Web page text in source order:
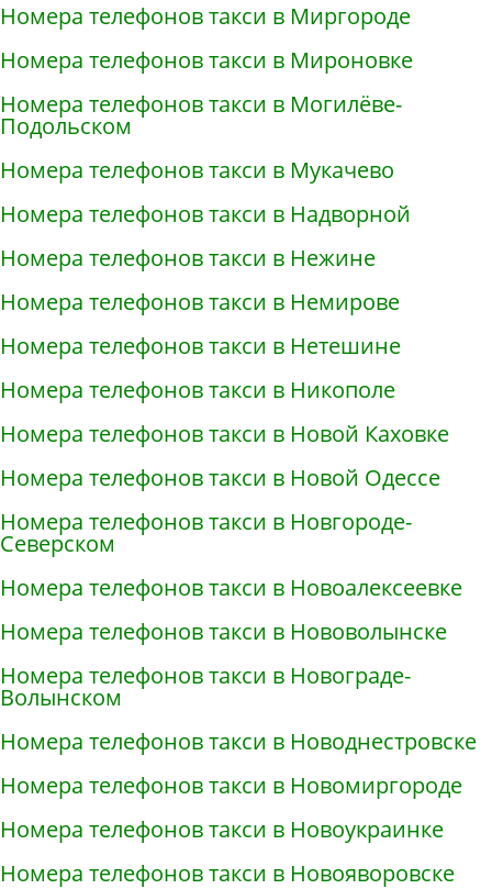
Номера телефонов такси в Миргороде
Номера телефонов такси в Мироновке
Номера телефонов такси в Могилёве-
Подольском
Номера телефонов такси в Мукачево
Номера телефонов такси в Надворной
Номера телефонов такси в Нежине
Номера телефонов такси в Немирове
Номера телефонов такси в Нетешине
Номера телефонов такси в Никополе
Номера телефонов такси в Новой Каховке
Номера телефонов такси в Новой Одессе
Номера телефонов такси в Новгороде-
Северском
Номера телефонов такси в Новоалексеевке
Номера телефонов такси в Нововолынске
Номера телефонов такси в Новограде-
Волынском
Номера телефонов такси в Новоднестровске
Номера телефонов такси в Новомиргороде
Номера телефонов такси в Новоукраинке
Номера телефонов такси в Новояворовске